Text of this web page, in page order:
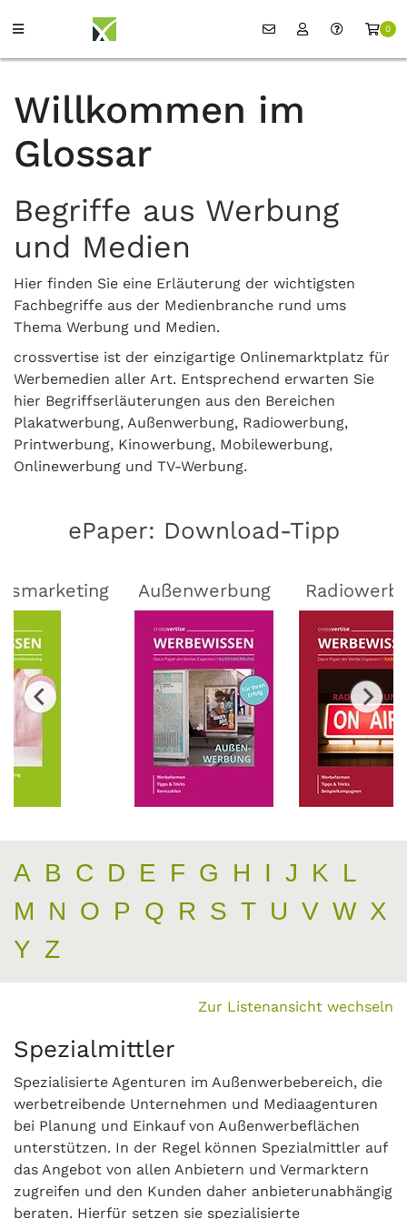
0
Willkommen im
Glossar
Begriffe aus Werbung
und Medien
Hier finden Sie eine Erläuterung der wichtigsten
Fachbegriffe aus der Medienbranche rund ums
Thema Werbung und Medien.
crossvertise ist der einzigartige Onlinemarktplatz für
Werbemedien aller Art. Entsprechend erwarten Sie
hier Begriffserläuterungen aus den Bereichen
Plakatwerbung, Außenwerbung, Radiowerbung,
Printwerbung, Kinowerbung, Mobilewerbung,
Onlinewerbung und TV-Werbung.
ePaper: Download-Tipp
Außenwerbung
A B C D E F G H I J K L
M
N O P Q R S T U V W X
Y Z
Zur Listenansicht wechseln
Spezialmittler
Spezialisierte Agenturen im Außenwerbebereich, die
werbetreibende Unternehmen und Mediaagenturen
bei Planung und Einkauf von Außenwerbeflächen
unterstützen. In der Regel können Spezialmittler auf
das Angebot von allen Anbietern und Vermarktern
zugreifen und den Kunden daher anbieterunabhängig
beraten. Hierfür setzen sie spezialisierte